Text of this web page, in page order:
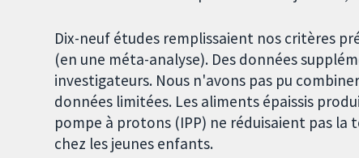
Dix-neuf études remplissaient nos critères
(en une méta-analyse). Des données
investigateurs. Nous n'avons pas pu
données limitées. Les aliments épaissis
pompe à protons (IPP) ne réduisaient pas
chez les jeunes enfants.